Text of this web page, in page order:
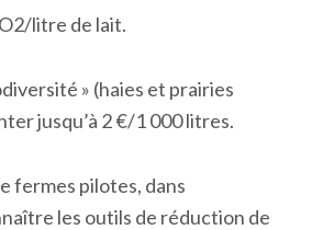
2/litre de lait.
» (haies et prairies
jusqu’à 2 €/1 000 litres.
fermes pilotes, dans
les outils de réduction de